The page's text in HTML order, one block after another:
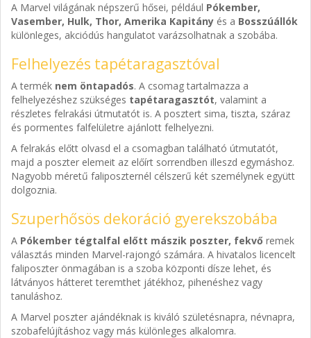
A Marvel világának népszerű hősei, például Pókember,
Vasember, Hulk, Thor, Amerika Kapitány és a Bosszúállók
különleges, akciódús hangulatot varázsolhatnak a szobába.
Felhelyezés tapétaragasztóval
A termék nem öntapadós. A csomag tartalmazza a
felhelyezéshez szükséges tapétaragasztót, valamint a
részletes felrakási útmutatót is. A posztert sima, tiszta, száraz
és pormentes falfelületre ajánlott felhelyezni.
A felrakás előtt olvasd el a csomagban található útmutatót,
majd a poszter elemeit az előírt sorrendben illeszd egymáshoz.
Nagyobb méretű faliposzternél célszerű két személynek együtt
dolgoznia.
Szuperhősös dekoráció gyerekszobába
A Pókember tégtalfal előtt mászik poszter, fekvő remek
választás minden Marvel-rajongó számára. A hivatalos licencelt
faliposzter önmagában is a szoba központi dísze lehet, és
látványos hátteret teremthet játékhoz, pihenéshez vagy
tanuláshoz.
A Marvel poszter ajándéknak is kiváló születésnapra, névnapra,
szobafelújításhoz vagy más különleges alkalomra.